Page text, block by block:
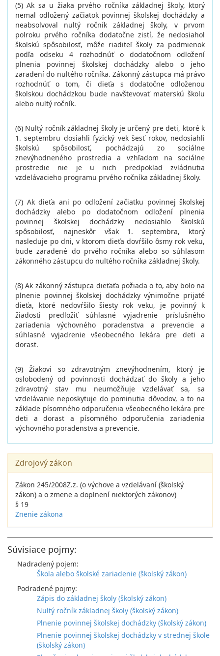
(5) Ak sa u žiaka prvého ročníka základnej školy, ktorý
nemal odložený začiatok povinnej školskej dochádzky a
neabsolvoval nultý ročník základnej školy, v prvom
polroku prvého ročníka dodatočne zistí, že nedosiahol
školskú spôsobilosť, môže riaditeľ školy za podmienok
podľa odseku 4 rozhodnúť o dodatočnom odložení
plnenia povinnej školskej dochádzky alebo o jeho
zaradení do nultého ročníka. Zákonný zástupca má právo
rozhodnúť o tom, či dieťa s dodatočne odloženou
školskou dochádzkou bude navštevovať materskú školu
alebo nultý ročník.
(6) Nultý ročník základnej školy je určený pre deti, ktoré k
1. septembru dosiahli fyzický vek šesť rokov, nedosiahli
školskú spôsobilosť, pochádzajú zo sociálne
znevýhodneného prostredia a vzhľadom na sociálne
prostredie nie je u nich predpoklad zvládnutia
vzdelávacieho programu prvého ročníka základnej školy.
(7) Ak dieťa ani po odložení začiatku povinnej školskej
dochádzky alebo po dodatočnom odložení plnenia
povinnej školskej dochádzky nedosiahlo školskú
spôsobilosť, najneskôr však 1. septembra, ktorý
nasleduje po dni, v ktorom dieťa dovŕšilo ôsmy rok veku,
bude zaradené do prvého ročníka alebo so súhlasom
zákonného zástupcu do nultého ročníka základnej školy.
(8) Ak zákonný zástupca dieťaťa požiada o to, aby bolo na
plnenie povinnej školskej dochádzky výnimočne prijaté
dieťa, ktoré nedovŕšilo šiesty rok veku, je povinný k
žiadosti predložiť súhlasné vyjadrenie príslušného
zariadenia výchovného poradenstva a prevencie a
súhlasné vyjadrenie všeobecného lekára pre deti a
dorast.
(9) Žiakovi so zdravotným znevýhodnením, ktorý je
oslobodený od povinnosti dochádzať do školy a jeho
zdravotný stav mu neumožňuje vzdelávať sa, sa
vzdelávanie neposkytuje do pominutia dôvodov, a to na
základe písomného odporučenia všeobecného lekára pre
deti a dorast a písomného odporučenia zariadenia
výchovného poradenstva a prevencie.
Zdrojový zákon
Zákon 245/2008Z.z. (o výchove a vzdelávaní (školský
zákon) a o zmene a doplnení niektorých zákonov)
§ 19
Znenie zákona
Súvisiace pojmy:
Nadradený pojem:
Škola alebo školské zariadenie (školský zákon)
Podradené pojmy:
Zápis do základnej školy (školský zákon)
Nultý ročník základnej školy (školský zákon)
Plnenie povinnej školskej dochádzky (školský zákon)
Plnenie povinnej školskej dochádzky v strednej škole
(školský zákon)